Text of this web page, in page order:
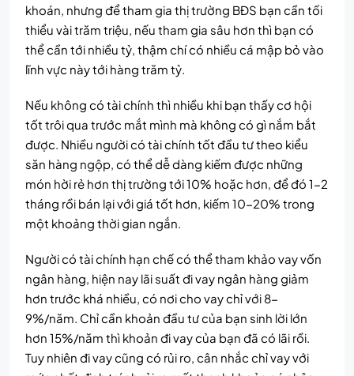
khoán, nhưng để tham gia thị trường BĐS bạn cần tối
thiểu vài trăm triệu, nếu tham gia sâu hơn thì bạn có
thể cần tới nhiều tỷ, thậm chí có nhiều cá mập bỏ vào
lĩnh vực này tới hàng trăm tỷ.
Nếu không có tài chính thì nhiều khi bạn thấy cơ hội
tốt trôi qua trước mắt mình mà không có gì nắm bắt
được. Nhiều người có tài chính tốt đầu tư theo kiểu
săn hàng ngộp, có thể dễ dàng kiếm được những
món hời rẻ hơn thị trường tới 10% hoặc hơn, để đó 1-2
tháng rồi bán lại với giá tốt hơn, kiếm 10-20% trong
một khoảng thời gian ngắn.
Người có tài chính hạn chế có thể tham khảo vay vốn
ngân hàng, hiện nay lãi suất đi vay ngân hàng giảm
hơn trước khá nhiều, có nơi cho vay chỉ với 8-
9%/năm. Chỉ cần khoản đầu tư của bạn sinh lời lớn
hơn 15%/năm thì khoản đi vay của bạn đã có lãi rồi.
Tuy nhiên đi vay cũng có rủi ro, cân nhắc chỉ vay với